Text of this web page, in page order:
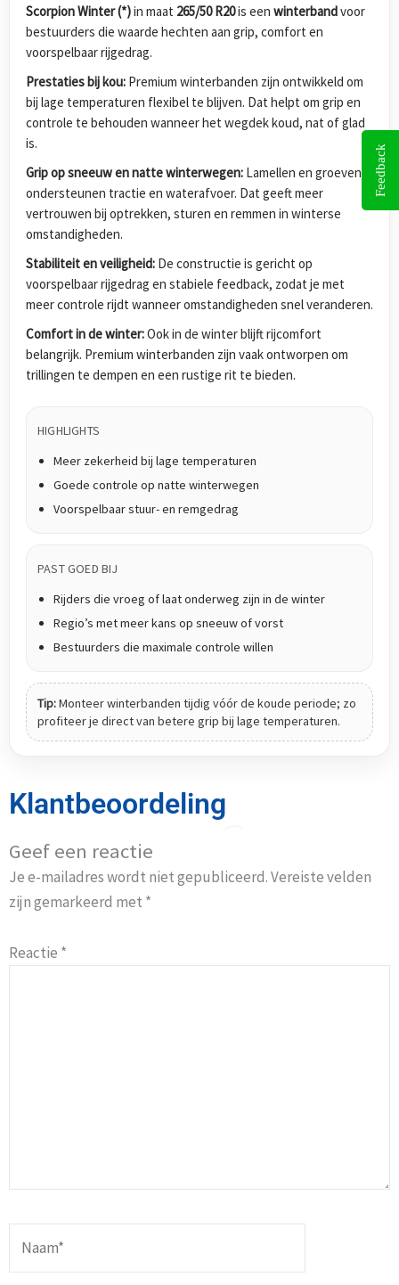
Scorpion Winter (*)in maat 265/50 R20is een winterbandvoor
bestuurders die waarde hechten aan grip, comfort en
voorspelbaar rijgedrag.
Prestaties bij kou: Premium winterbanden zijn ontwikkeld om
bij lage temperaturen flexibel te blijven. Dat helpt om grip en
controle te behouden wanneer het wegdek koud, nat of glad
is.
Grip op sneeuw en natte winterwegen: Lamellen en groeven
ondersteunen tractie en waterafvoer. Dat geeft meer
vertrouwen bij optrekken, sturen en remmen in winterse
omstandigheden.
Stabiliteit en veiligheid: De constructie is gericht op
voorspelbaar rijgedrag en stabiele feedback, zodat je met
meer controle rijdt wanneer omstandigheden snel veranderen.
Comfort in de winter:Ook in de winter blijft rijcomfort
belangrijk. Premium winterbanden zijn vaak ontworpen om
trillingen te dempen en een rustige rit te bieden.
HIGHLIGHTS
Meer zekerheid bij lage temperaturen
Goede controle op natte winterwegen
Voorspelbaar stuur- en remgedrag
PAST GOED BIJ
Rijders die vroeg of laat onderweg zijn in de winter
Regio’s met meer kans op sneeuw of vorst
Bestuurders die maximale controle willen
Tip:Monteer winterbanden tijdig vóór de koude periode; zo
profiteer je direct van betere grip bij lage temperaturen.
Klantbeoordeling
Geef een reactie
Je e-mailadres wordt niet gepubliceerd.Vereiste velden
zijn gemarkeerd met *
Reactie *
Feedback